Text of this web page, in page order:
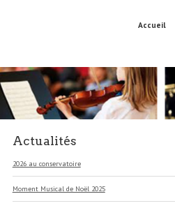
Menu
AllerAccueil
Actualités
2026 au conservatoire
Moment Musical de Noël 2025